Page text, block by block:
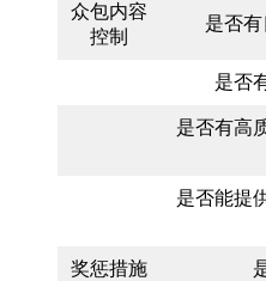
众包内容
控制
是否
是否
是否有高
是否能提
奖惩措施